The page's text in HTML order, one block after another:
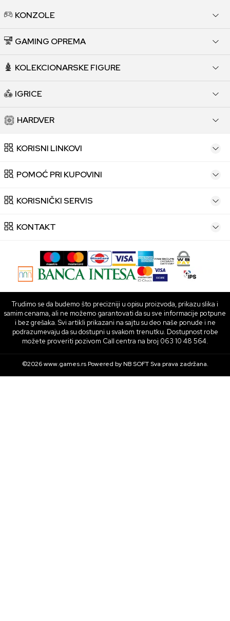
KONZOLE
GAMING OPREMA
KOLEKCIONARSKE FIGURE
IGRICE
HARDVER
KORISNI LINKOVI
POMOĆ PRI KUPOVINI
KORISNIČKI SERVIS
KONTAKT
Trudimo se da budemo što precizniji u opisu proizvoda, prikazu slika i
samim cenama, ali ne možemo garantovati da su sve informacije potpune
i bez grešaka. Svi artikli prikazani na sajtu su deo naše ponude i ne
podrazumevaju da su dostupni u svakom trenutku. Dostupnost robe
možete proveriti pozivom Call centra na broj 063 10 48 564.
©2026www.games.rs Powered byNB SOFTSva prava zadržana.